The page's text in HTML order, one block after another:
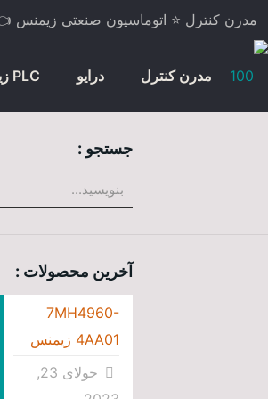
مدرن کنترل ⭐ اتوماسیون صنعتی زیمنس 👈
مدرن کنترل درایو PLC زیمنس
جستجو :
آخرین محصولات :
7MH4960-
4AA01 زیمنس
جولای 23,